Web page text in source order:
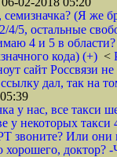
(Я же
4/5, остальные
4 и 5 в
кода) (+) <
сайт Россвязи
дал, так на
у нас, все такси
у некоторых такси
звоните? Или они
доктор?